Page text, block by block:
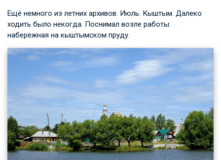
Ещё немного из летних архивов. Июль. Кыштым. Далеко
ходить было некогда. Поснимал возле работы:
набережная на кыштымском пруду.